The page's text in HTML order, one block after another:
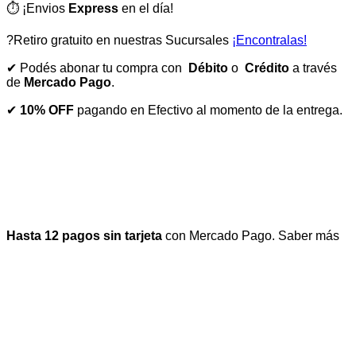
⏱️ ¡Envios Express en el día!
?Retiro gratuito en nuestras Sucursales ¡Encontralas!
✔ Podés abonar tu compra con Débito o Crédito a través
de Mercado Pago.
✔ 10% OFF pagando en Efectivo al momento de la entrega.
Hasta 12 pagos sin tarjeta con Mercado Pago. Saber más